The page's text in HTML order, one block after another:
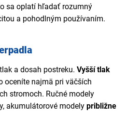
sa oplatí hľadať rozumný
a pohodlným používaním.
a dosah postreku. Vyšší tlak
oceníte najmä pri väčších
stromoch. Ručné modely
akumulátorové modely približne